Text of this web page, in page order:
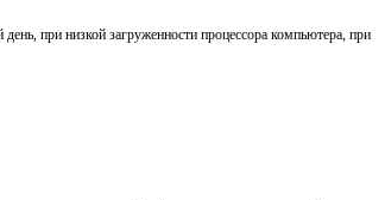
при низкой загруженности процессора компьютера, при